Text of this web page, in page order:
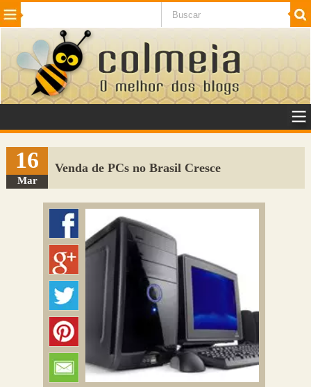
Beleza Cinema e TV
Internet Jogos NotÃ­cias SaÃºde
VeÃ­culos Adulto
Sugerir Link
Adicionar Blog
Colmeia Exchange
Perguntas Frequentes
16
Mar
Venda de PCs no Brasil Cresce